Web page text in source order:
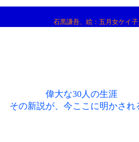
石黒謙吾、絵：五月女ケイ
偉大な30人の生涯
その新説が、今ここに明かされ